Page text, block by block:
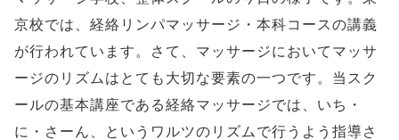
京校では、経絡リンパマッサージ・本科コースの講義
が行われています。さて、マッサージにおいてマッサ
ージのリズムはとても大切な要素の一つです。当スク
ールの基本講座である経絡マッサージでは、いち・
に・さーん、というワルツのリズムで行うよう指導さ